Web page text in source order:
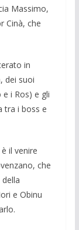
Massimo,
Cinà, che
in
dei suoi
i Ros) e gli
tra i boss e
il venire
che
e Obinu